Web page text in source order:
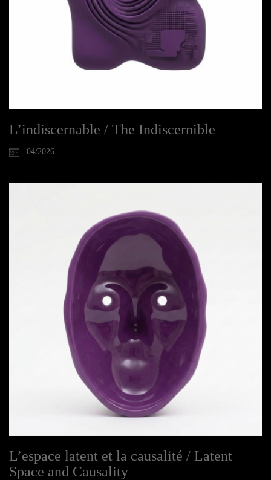
L’indiscernable / The Indiscernible
04/2026
L’espace latent et la causalité / Latent
Space and Causality